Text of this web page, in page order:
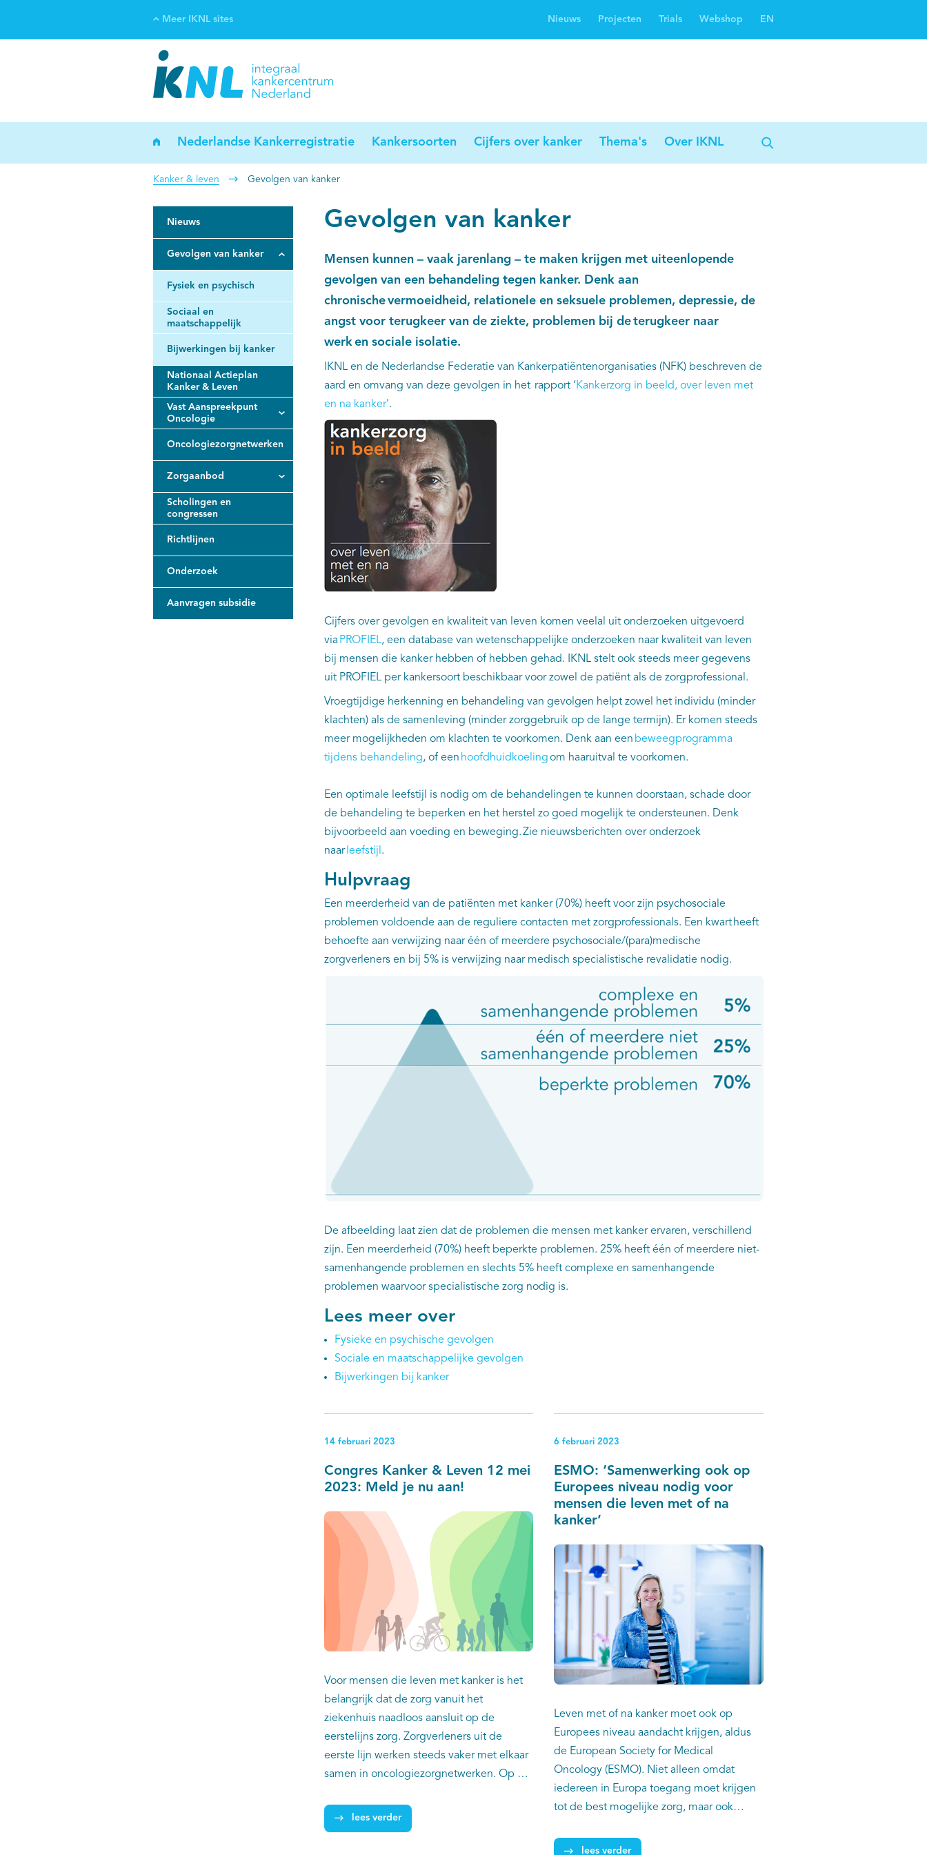
kanker
Meer IKNL sites Nieuws Projecten Trials Webshop EN
Nederlandse Kankerregistratie Kankersoorten Cijfers over kanker Thema's Over IKNL
Kanker & leven Gevolgen van kanker
Nieuws
Gevolgen van kanker
Fysiek en psychisch
Sociaal en
maatschappelijk
Bijwerkingen bij kanker
Nationaal Actieplan
Kanker & Leven
Vast Aanspreekpunt
Oncologie
Oncologiezorgnetwerken
Zorgaanbod
Scholingen en
congressen
Richtlijnen
Onderzoek
Aanvragen subsidie
Gevolgen van kanker
Mensen kunnen – vaak jarenlang – te maken krijgen met uiteenlopende
gevolgen van een behandeling tegen kanker. Denk aan
chronische vermoeidheid, relationele en seksuele problemen, depressie, de
angst voor terugkeer van de ziekte, problemen bij de terugkeer naar
werk en sociale isolatie.
IKNL en de Nederlandse Federatie van Kankerpatiëntenorganisaties (NFK) beschreven de
aard en omvang van deze gevolgen in het rapport ‘Kankerzorg in beeld, over leven met
en na kanker'.
Cijfers over gevolgen en kwaliteit van leven komen veelal uit onderzoeken uitgevoerd
via PROFIEL, een database van wetenschappelijke onderzoeken naar kwaliteit van leven
bij mensen die kanker hebben of hebben gehad. IKNL stelt ook steeds meer gegevens
uit PROFIEL per kankersoort beschikbaar voor zowel de patiënt als de zorgprofessional.
Vroegtijdige herkenning en behandeling van gevolgen helpt zowel het individu (minder
klachten) als de samenleving (minder zorggebruik op de lange termijn). Er komen steeds
meer mogelijkheden om klachten te voorkomen. Denk aan een beweegprogramma
tijdens behandeling, of een hoofdhuidkoelingom haaruitval te voorkomen.
Een optimale leefstijl is nodig om de behandelingen te kunnen doorstaan, schade door
de behandeling te beperken en het herstel zo goed mogelijk te ondersteunen. Denk
bijvoorbeeld aan voeding en beweging. Zie nieuwsberichten over onderzoek
naar leefstijl .
Hulpvraag
Een meerderheid van de patiënten met kanker (70%) heeft voor zijn psychosociale
problemen voldoende aan de reguliere contacten met zorgprofessionals. Een kwart heeft
behoefte aan verwijzing naar één of meerdere psychosociale/(para)medische
zorgverleners en bij 5% is verwijzing naar medisch specialistische revalidatie nodig.
De afbeelding laat zien dat de problemen die mensen met kanker ervaren, verschillend
zijn. Een meerderheid (70%) heeft beperkte problemen. 25% heeft één of meerdere niet-
samenhangende problemen en slechts 5% heeft complexe en samenhangende
problemen waarvoor specialistische zorg nodig is.
Lees meer over
Fysieke en psychische gevolgen
Sociale en maatschappelijke gevolgen
Bijwerkingen bij kanker
14 februari 2023
Congres Kanker & Leven 12 mei
2023: Meld je nu aan!
Voor mensen die leven met kanker is het
belangrijk dat de zorg vanuit het
ziekenhuis naadloos aansluit op de
eerstelijns zorg. Zorgverleners uit de
eerste lijn werken steeds vaker met elkaar
samen in oncologiezorgnetwerken. Op het
staat de vraag centraal hoe we de zorg
voor de gevolgen van kanker in
lees verder
6 februari 2023
ESMO: ‘Samenwerking ook op
Europees niveau nodig voor
mensen die leven met of na
kanker’
Leven met of na kanker moet ook op
Europees niveau aandacht krijgen, aldus
de European Society for Medical
Oncology (ESMO). Niet alleen omdat
iedereen in Europa toegang moet krijgen
tot de best mogelijke zorg, maar ook
kunnen leren. Dr. Lonneke van de Poll-
lees verder